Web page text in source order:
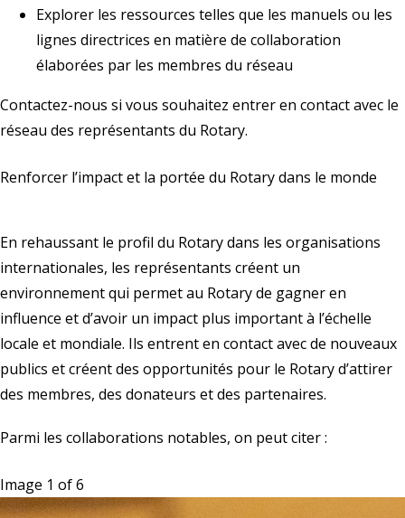
Explorer les ressources telles que les manuels ou les
lignes directrices en matière de collaboration
élaborées par les membres du réseau
Contactez-nous si vous souhaitez entrer en contact avec le
réseau des représentants du Rotary.
Renforcer l’impact et la portée du Rotary dans le monde
En rehaussant le profil du Rotary dans les organisations
internationales, les représentants créent un
environnement qui permet au Rotary de gagner en
influence et d’avoir un impact plus important à l’échelle
locale et mondiale. Ils entrent en contact avec de nouveaux
publics et créent des opportunités pour le Rotary d’attirer
des membres, des donateurs et des partenaires.
Parmi les collaborations notables, on peut citer :
Image 1 of 6